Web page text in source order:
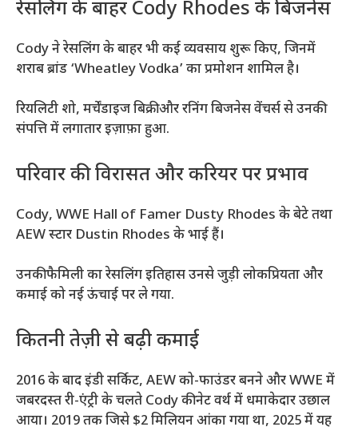
रेसलिंग के बाहर Cody Rhodes के बिजनेस
Cody ने रेसलिंग के बाहर भी कई व्यवसाय शुरू किए, जिनमें
शराब ब्रांड ‘Wheatley Vodka’ का प्रमोशन शामिल है।
रियलिटी शो, मर्चेंडाइज बिक्री और रनिंग बिजनेस वेंचर्स से उनकी
संपत्ति में लगातार इज़ाफ़ा हुआ.
परिवार की विरासत और करियर पर प्रभाव
Cody, WWE Hall of Famer Dusty Rhodes के बेटे तथा
AEW स्टार Dustin Rhodes के भाई हैं।
उनकी फैमिली का रेसलिंग इतिहास उनसे जुड़ी लोकप्रियता और
कमाई को नई ऊंचाई पर ले गया.
कितनी तेज़ी से बढ़ी कमाई
2016 के बाद इंडी सर्किट, AEW को-फाउंडर बनने और WWE में
जबरदस्त री-एंट्री के चलते Cody की नेट वर्थ में धमाकेदार उछाल
आया। 2019 तक जिसे $2 मिलियन आंका गया था, 2025 में यह